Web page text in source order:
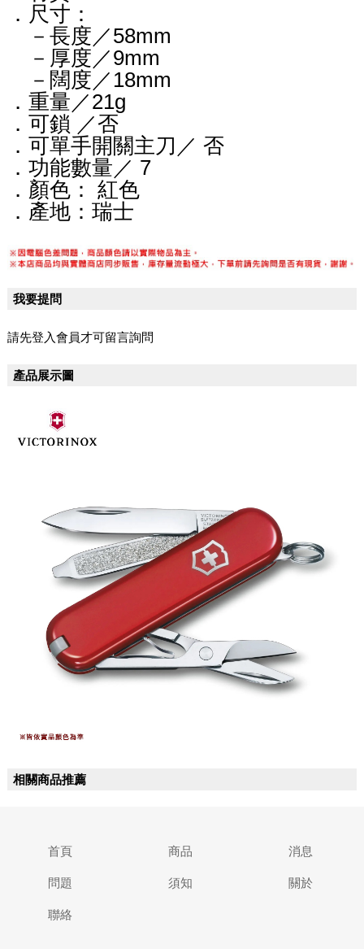
．尺寸：
－長度／58mm
－厚度／9mm
－闊度／18mm
．重量／21g
．可鎖 ／否
．可單手開關主刀／ 否
．功能數量／ 7
．顏色： 紅色
．產地：瑞士
我要提問
請先登入會員才可留言詢問
產品展示圖
相關商品推薦
首頁 商品 消息
問題 須知 關於
聯絡